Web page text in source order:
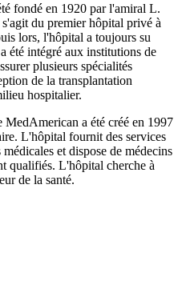
fondé en 1920 par l'amiral L.
du premier hôpital privé à
lors, l'hôpital a toujours su
été intégré aux institutions de
plusieurs spécialités
de la transplantation
hospitalier.
a été créé en 1997
L'hôpital fournit des services
et dispose de médecins
qualifiés. L'hôpital cherche à
de la santé.